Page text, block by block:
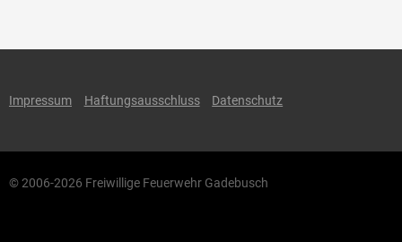
Impressum Haftungsausschluss Datenschutz
© 2006-2026 Freiwillige Feuerwehr Gadebusch